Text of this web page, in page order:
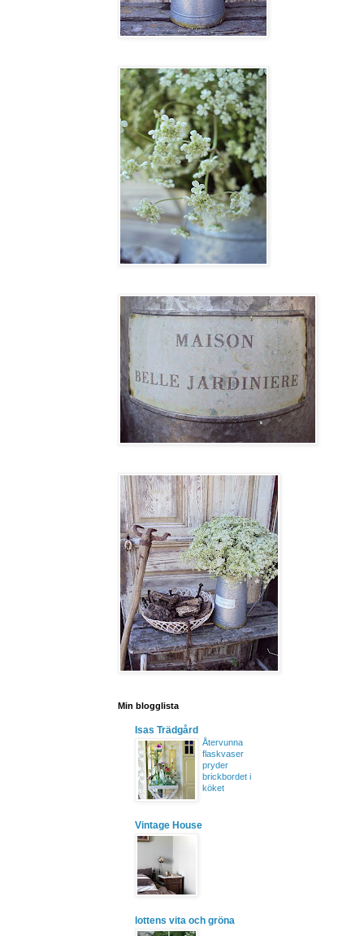
Min blogglista
Isas Trädgård
Återvunna
flaskvaser
pryder
brickbordet i
köket
Vintage House
lottens vita och gröna